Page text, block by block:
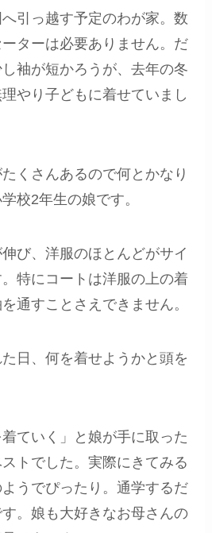
引っ越す予定のわが家。数
ターは必要ありません。だ
袖が短かろうが、去年の冬
やり子どもに着せていまし
くさんあるので何とかなり
校2年生の娘です。
び、洋服のほとんどがサイ
特にコートは洋服の上の着
通すことさえできません。
日、何を着せようかと頭を
ていく」と娘が手に取った
トでした。実際にきてみる
うでぴったり。通学するだ
。娘も大好きなお母さんの